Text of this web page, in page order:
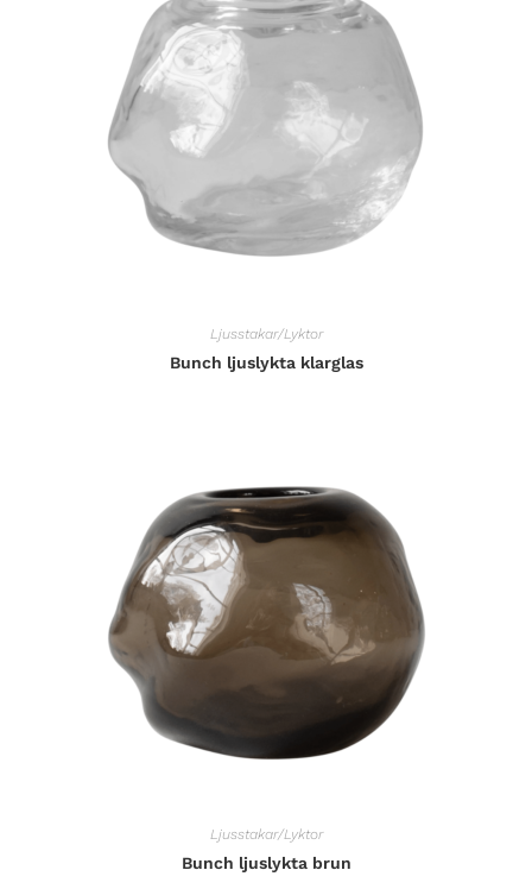
Ljusstakar/Lyktor
Bunch ljuslykta klarglas
Ljusstakar/Lyktor
Bunch ljuslykta brun